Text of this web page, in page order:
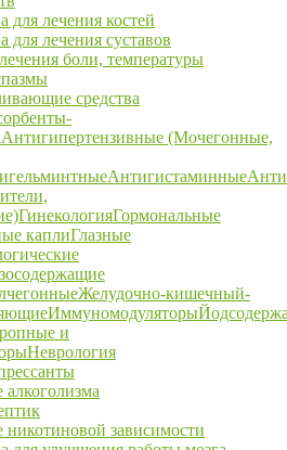
для лечения костей
для лечения суставов
боли, температуры
средства
Антигипертензивные (Мочегонные,
Антигистаминные
ГинекологияГормональные
каплиГлазные
Желудочно-кишечный-
Иммуномодуляторы
и
Неврология
алкоголизма
никотиновой зависимости